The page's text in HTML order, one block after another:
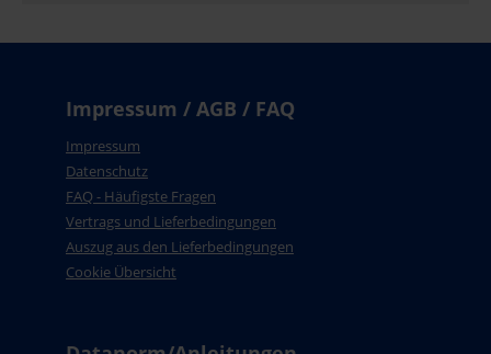
Impressum / AGB / FAQ
Impressum
Datenschutz
FAQ - Häufigste Fragen
Vertrags und Lieferbedingungen
Auszug aus den Lieferbedingungen
Cookie Übersicht